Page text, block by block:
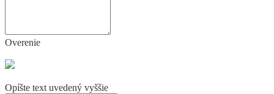
Overenie
Opíšte text uvedený vyššie